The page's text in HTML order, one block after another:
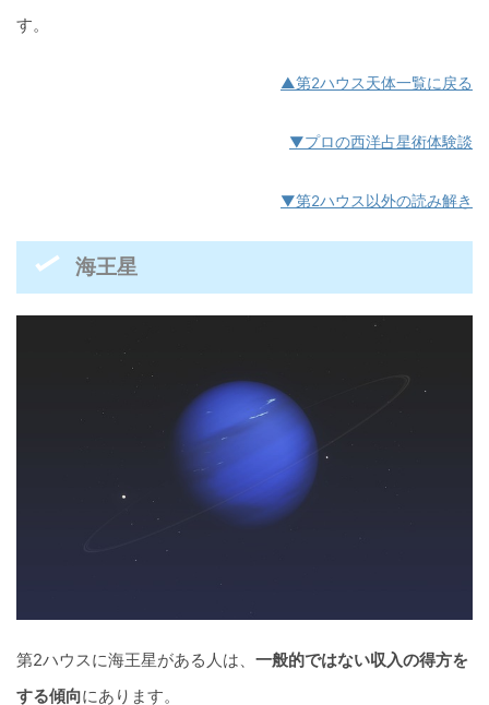
す。
▲第2ハウス天体一覧に戻る
▼プロの西洋占星術体験談
▼第2ハウス以外の読み解き
海王星
第2ハウスに海王星がある人は、 一般的ではない収入の得方を
する傾向にあります。